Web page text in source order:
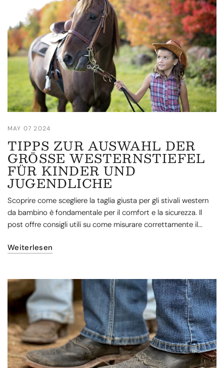
MAY 07 2024
TIPPS ZUR AUSWAHL DER
GRÖSSE WESTERNSTIEFEL
FÜR KINDER UND
JUGENDLICHE
Scoprire come scegliere la taglia giusta per gli stivali western
da bambino è fondamentale per il comfort e la sicurezza. Il
post offre consigli utili su come misurare correttamente il...
Weiterlesen